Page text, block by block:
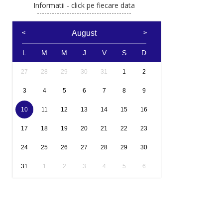
Informatii - click pe fiecare data
August
L M M J V S D
27 28 29 30 31 1 2
3 4 5 6 7 8 9
10 11 12 13 14 15 16
17 18 19 20 21 22 23
24 25 26 27 28 29 30
31 1 2 3 4 5 6